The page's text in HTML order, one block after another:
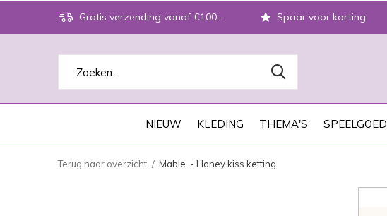
NIEUW KLEDING THEMA'S SPEELGOED
Gratis verzending vanaf €100,- Spaar voor korting
Terug naar overzicht Mable. - Honey kiss ketting